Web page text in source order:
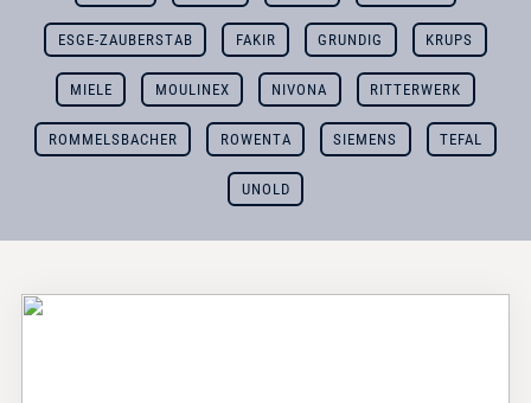
ESGE-ZAUBERSTAB FAKIR GRUNDIG KRUPS
MIELE MOULINEX NIVONA RITTERWERK
ROMMELSBACHER ROWENTA SIEMENS TEFAL
UNOLD